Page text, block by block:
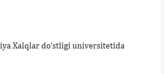
Xalqlar do‘stligi universitetida